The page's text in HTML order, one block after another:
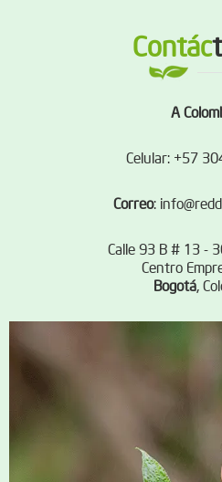
Contác
A
Celular: +57
Correo:
Calle 93 B # 13 -
Centro
Bogotá,